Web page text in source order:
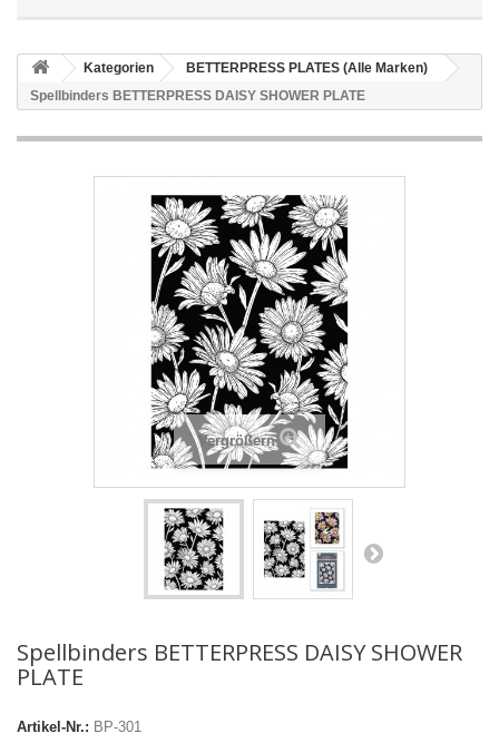
Kategorien
BETTERPRESS PLATES (Alle Marken)
Spellbinders BETTERPRESS DAISY SHOWER PLATE
Vergrößern
Spellbinders BETTERPRESS DAISY SHOWER
PLATE
Artikel-Nr.: BP-301